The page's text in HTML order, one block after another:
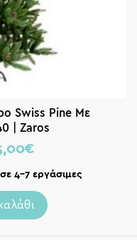
Swiss Pine Με
| Zaros
€
4-7 εργάσιμες